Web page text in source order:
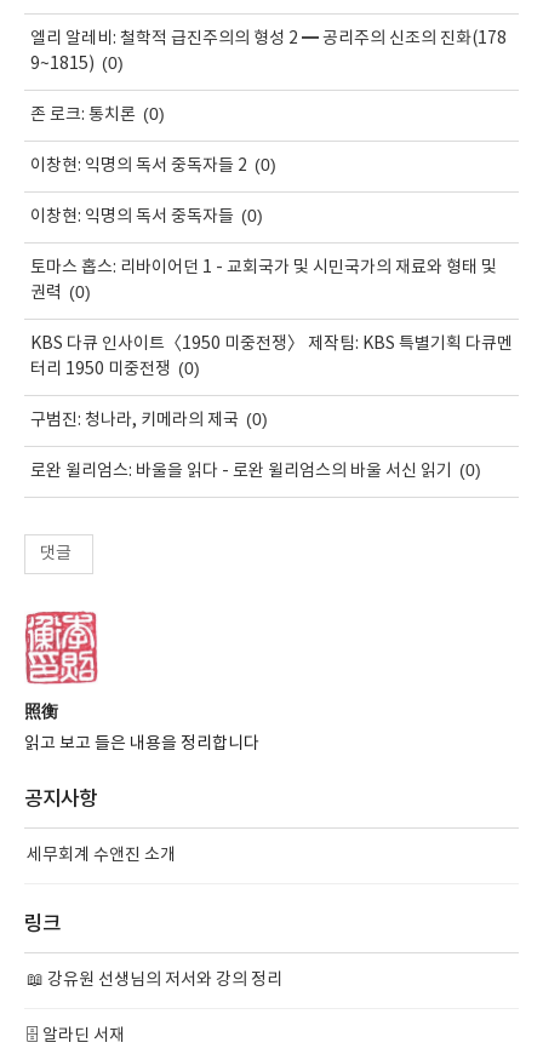
엘리 알레비: 철학적 급진주의의 형성 2 ━ 공리주의 신조의 진화(178
9~1815) (0)
존 로크: 통치론 (0)
이창현: 익명의 독서 중독자들 2 (0)
이창현: 익명의 독서 중독자들 (0)
토마스 홉스: 리바이어던 1 - 교회국가 및 시민국가의 재료와 형태 및
권력 (0)
KBS 다큐 인사이트〈1950 미중전쟁〉 제작팀: KBS 특별기획 다큐멘
터리 1950 미중전쟁 (0)
구범진: 청나라, 키메라의 제국 (0)
로완 윌리엄스: 바울을 읽다 - 로완 윌리엄스의 바울 서신 읽기 (0)
댓글
照衡
읽고 보고 들은 내용을 정리합니다
공지사항
세무회계 수앤진 소개
링크
📖 강유원 선생님의 저서와 강의 정리
🗄️ 알라딘 서재